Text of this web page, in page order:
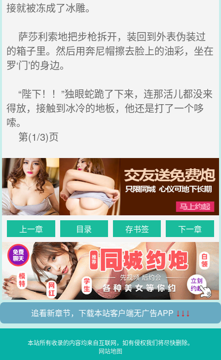
接就被冻成了冰雕。
萨莎利索地把步枪拆开，装回到外表伪装过
的箱子里。然后用奔尼帽擦去脸上的油彩，坐在
罗‘门’的身边。
“陛下！！”独眼蛇跪了下来，连那活儿都没来
得放，接触到冰冷的地板，他还是打了一个哆
嗦。
第(1/3)页
上一章 目录 存书签 下一章
追看新章节，下载本站客户端无广告APP ↓↓↓
本站所有收录的内容均来自互联网，如有侵权我们将尽快删除。
网站地图